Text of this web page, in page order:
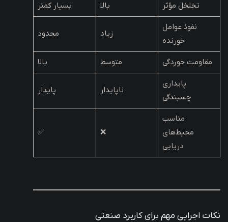
تخلخل مؤثر بالا بسیار کمتر
نفوذ عوامل
خورنده
زیاد محدود
مقاومت خوردگی متوسط بالا
پایداری
چسبندگی
ناپایدار پایدار
مناسب
محیط‌های
دریایی
❌
✅
نکات اجرایی مهم برای کاربرد صنعتی